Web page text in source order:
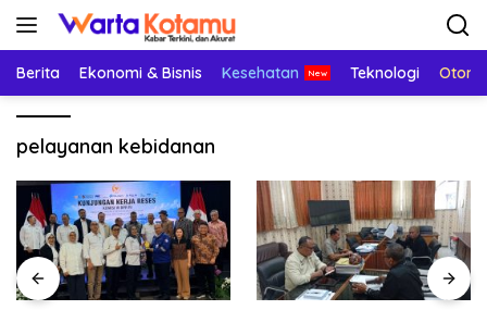
Langsung
Berita Ekonomi & Bisnis Kesehatan Teknologi
pelayanan kebidanan